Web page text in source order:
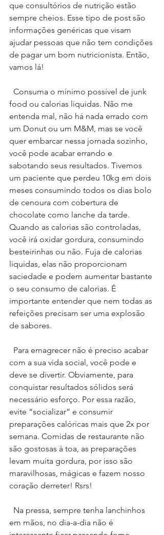
que consultórios de nutrição estão
sempre cheios. Esse tipo de post são
informações genéricas que visam
ajudar pessoas que não tem condições
de pagar um bom nutricionista. Então,
vamos lá!
food ou calorias liquidas. Não me
entenda mal, não há nada errado com
um Donut ou um M&M, mas se você
quer embarcar nessa jornada sozinho,
você pode acabar errando e
sabotando seus resultados. Tivemos
um paciente que perdeu 10kg em dois
meses consumindo todos os dias bolo
de cenoura com cobertura de
chocolate como lanche da tarde.
Quando as calorias são controladas,
você irá oxidar gordura, consumindo
besteirinhas ou não. Fuja de calorias
liquidas, elas não proporcionam
saciedade e podem aumentar bastante
o seu consumo de calorias. É
importante entender que nem todas as
refeições precisam ser uma explosão
de sabores.
com a sua vida social, você pode e
deve se divertir. Obviamente, para
conquistar resultados sólidos será
necessário esforço. Por essa razão,
evite “socializar” e consumir
preparações calóricas mais que 2x por
semana. Comidas de restaurante não
são gostosas à toa, as preparações
levam muita gordura, por isso são
maravilhosas, mágicas e fazem nosso
coração derreter! Rsrs!
em mãos, no dia-a-dia não é